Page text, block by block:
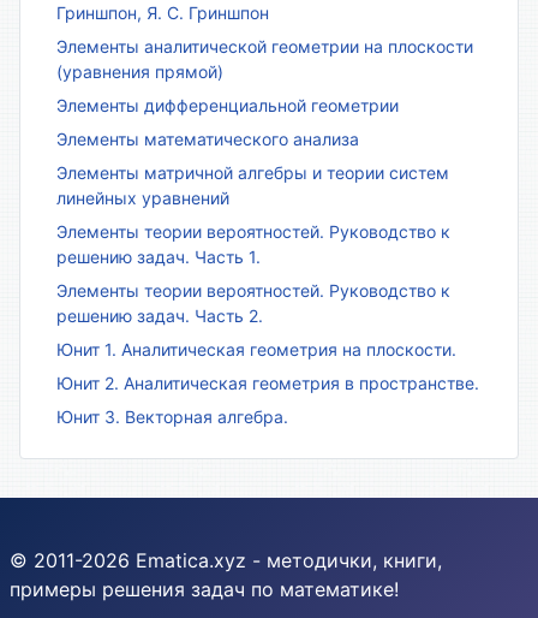
Гриншпон, Я. С. Гриншпон
Элементы аналитической геометрии на плоскости
(уравнения прямой)
Элементы дифференциальной геометрии
Элементы математического анализа
Элементы матричной алгебры и теории систем
линейных уравнений
Элементы теории вероятностей. Руководство к
решению задач. Часть 1.
Элементы теории вероятностей. Руководство к
решению задач. Часть 2.
Юнит 1. Аналитическая геометрия на плоскости.
Юнит 2. Аналитическая геометрия в пространстве.
Юнит 3. Векторная алгебра.
© 2011-2026 Ematica.xyz - методички, книги,
примеры решения задач по математике!